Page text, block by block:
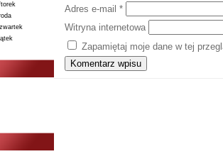
Adres e-mail *
Witryna internetowa
Zapamiętaj moje dane w tej